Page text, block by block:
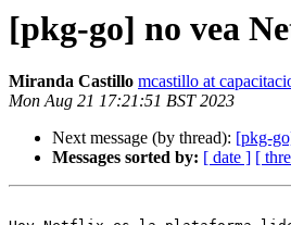
[pkg-go] no vea
Miranda Castillo mcastillo at
Mon Aug 21 17:21:51 BST 2023
Next message (by thread): [pkg-
Messages sorted by: [ date ] [